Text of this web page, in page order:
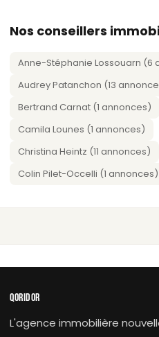
Nos conseillers
Anne-Stéphanie Lossouarn (6
Audrey Patanchon (13
Bertrand Carnat (1 annonces)
Camila Lounes (1 annonces)
Christina Heintz (11 annonces)
Colin Pilet-Occelli (1 annonces)
QORIDOR
L'agence immobilière